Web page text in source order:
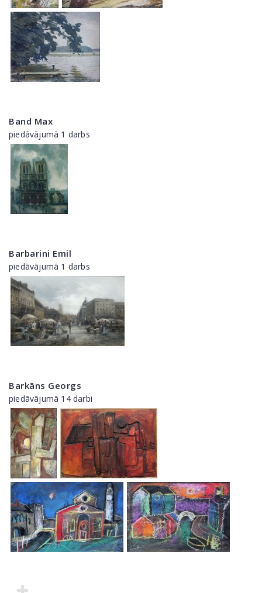
Band Max
piedāvājumā 1 darbs
Barbarini Emil
piedāvājumā 1 darbs
Barkāns Georgs
piedāvājumā 14 darbi